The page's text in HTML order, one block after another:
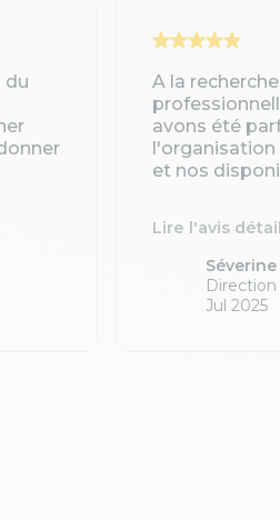
du
A la
avons été
l'organisation
et nos
Lire l'avis
Séverine
Direction
Jul 2025